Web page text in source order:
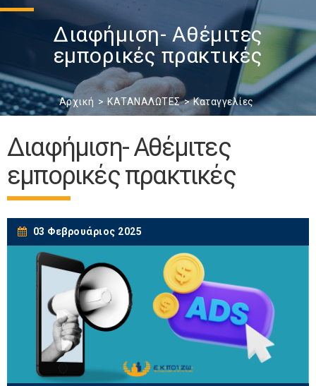
Διαφήμιση- Αθέμιτες
εμπορικές πρακτικές
Αρχική ΚΑΤΑΝΑΛΩΤΕΣ Καταγγελίες
Διαφήμιση- Αθέμιτες
εμπορικές πρακτικές
03 Φεβρουάριος 2025